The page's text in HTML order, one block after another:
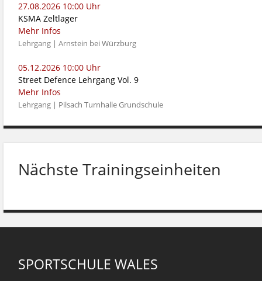
27.08.2026 10:00 Uhr
KSMA Zeltlager
Mehr Infos
Lehrgang | Arnstein bei Würzburg
05.12.2026 10:00 Uhr
Street Defence Lehrgang Vol. 9
Mehr Infos
Lehrgang | Pilsach Turnhalle Grundschule
Nächste Trainingseinheiten
SPORTSCHULE WALES